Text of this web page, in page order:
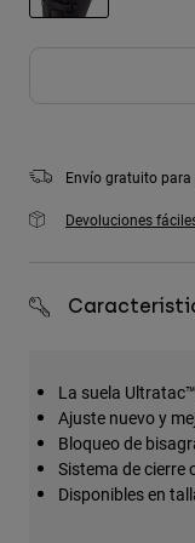
Accesorios
Ver todoEnvío gratuito
Devoluciones
La suela
Ajuste nuevo y
Bloqueo de
Sistema de cierre
Disponibles en